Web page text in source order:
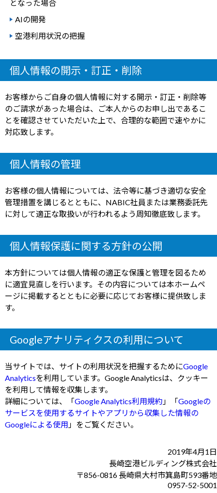
となった場合
AIの開発
空港利用状況の把握
個人情報の開示・訂正・削除
お客様からご自身の個人情報に対する開示・訂正・削除等
のご請求があった場合は、ご本人からのお申し出であるこ
とを確認させていただいた上で、合理的な範囲で速やかに
対応致します。
個人情報の管理
お客様の個人情報については、法令等に基づき適切な安全
管理措置を講じるとともに、NABIC社員または業務委託先
に対して適正な取扱いが行われるよう周知徹底致します。
個人情報保護に関する方針の公開
本方針については個人情報の適正な保護と管理を図るため
に適宜見直しを行います。その内容については本ホームペ
ージに掲載するとともに必要に応じてお客様に提供致しま
す。
Googleアナリティクスの利用について
当サイトでは、サイトの利用状況を把握するためにGoogle
Analyticsを利用しています。Google Analyticsは、クッキー
を利用して情報を収集します。
詳細については、「Google Analytics利用規約 」「Googleの
サービスを使用するサイトやアプリから収集した情報の
Googleによる使用 」をご覧ください。
2019年4月1日
長崎空港ビルディング株式会社
〒856-0816 長崎県大村市箕島町593番地
0957-52-5001